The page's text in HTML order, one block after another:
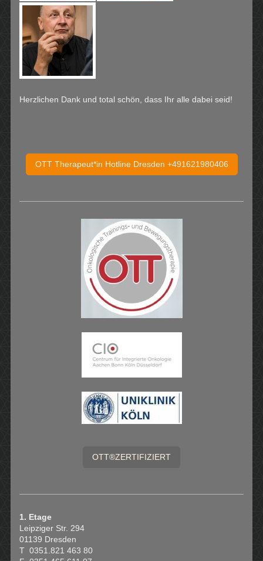
Herzlichen Dank und total schön, dass Ihr alle dabei seid!
OTT Therapeut*in Hotline Dresden +491621980406
OTT®ZERTIFIZIERT
1. Etage
Leipziger Str. 294
01139 Dresden
T 0351.821 463 80